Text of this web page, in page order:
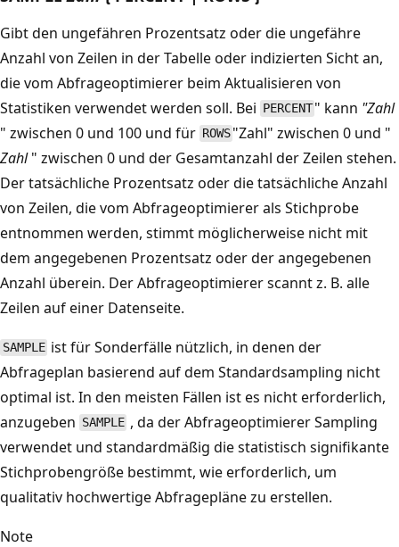
Gibt den ungefähren Prozentsatz oder die ungefähre
Anzahl von Zeilen in der Tabelle oder indizierten Sicht an,
die vom Abfrageoptimierer beim Aktualisieren von
Statistiken verwendet werden soll. Bei PERCENT " kann "Zahl
" zwischen 0 und 100 und für ROWS "Zahl" zwischen 0 und "
Zahl" zwischen 0 und der Gesamtanzahl der Zeilen stehen.
Der tatsächliche Prozentsatz oder die tatsächliche Anzahl
von Zeilen, die vom Abfrageoptimierer als Stichprobe
entnommen werden, stimmt möglicherweise nicht mit
dem angegebenen Prozentsatz oder der angegebenen
Anzahl überein. Der Abfrageoptimierer scannt z. B. alle
Zeilen auf einer Datenseite.
SAMPLE ist für Sonderfälle nützlich, in denen der
Abfrageplan basierend auf dem Standardsampling nicht
optimal ist. In den meisten Fällen ist es nicht erforderlich,
anzugeben SAMPLE , da der Abfrageoptimierer Sampling
verwendet und standardmäßig die statistisch signifikante
Stichprobengröße bestimmt, wie erforderlich, um
qualitativ hochwertige Abfragepläne zu erstellen.
Note